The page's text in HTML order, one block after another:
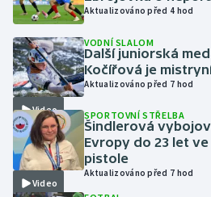
Jezdectví
Judo
Krasobruslení
Lezení
Lyže a snowboard
Aktualizováno před 4 hod
Video
VODNÍ SLALOM
Další juniorská
Kočířová je
Aktualizováno před 7 hod
Video
SPORTOVNÍ STŘELBA
Šindlerová
Evropy do 23 let
pistole
Aktualizováno před 7 hod